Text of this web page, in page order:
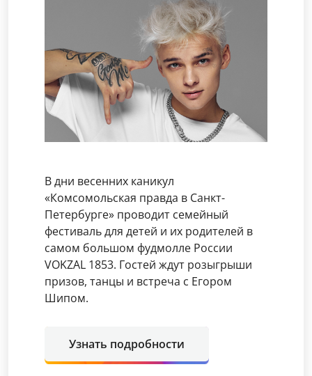
В дни весенних каникул
«Комсомольская правда в Санкт-
Петербурге» проводит семейный
фестиваль для детей и их родителей в
самом большом фудмолле России
VOKZAL 1853. Гостей ждут розыгрыши
призов, танцы и встреча с Егором
Шипом.
Узнать подробности